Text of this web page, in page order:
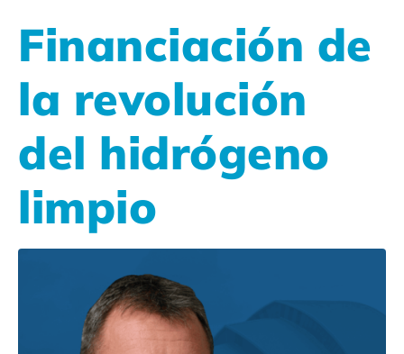
Financiación de
la revolución
del hidrógeno
limpio